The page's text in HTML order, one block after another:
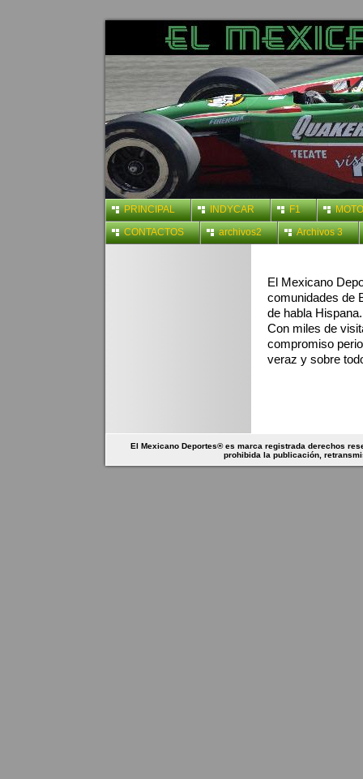
PRINCIPAL INDYCAR F1
CONTACTOS
archivos2 Archivos 3
El Mexicano
comunidades de
de habla Hispana.
Con miles de
compromiso
veraz y sobre
El Mexicano Deportes® es marca registrada derechos
prohibida la publicación,